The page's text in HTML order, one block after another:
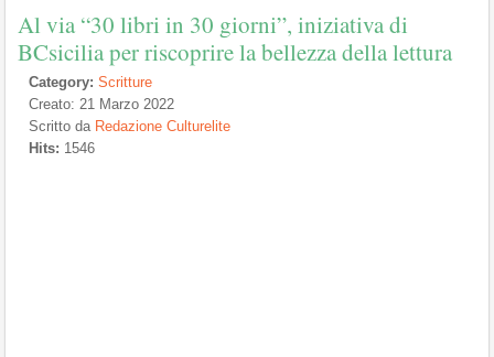
Al via “30 libri in 30 giorni”, iniziativa di
BCsicilia per riscoprire la bellezza della lettura
Category: Scritture
Creato: 21 Marzo 2022
Scritto da Redazione Culturelite
Hits: 1546